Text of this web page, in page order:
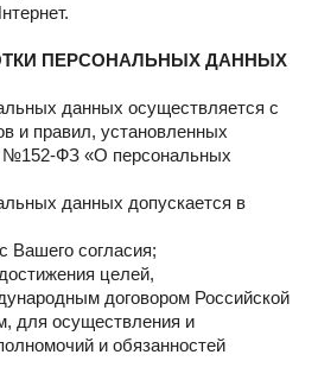
ПЕРСОНАЛЬНЫХ ДАННЫХ
данных осуществляется с
и правил, установленных
ФЗ «О персональных
данных допускается в
Вашего согласия;
целей,
договором Российской
для осуществления и
и обязанностей